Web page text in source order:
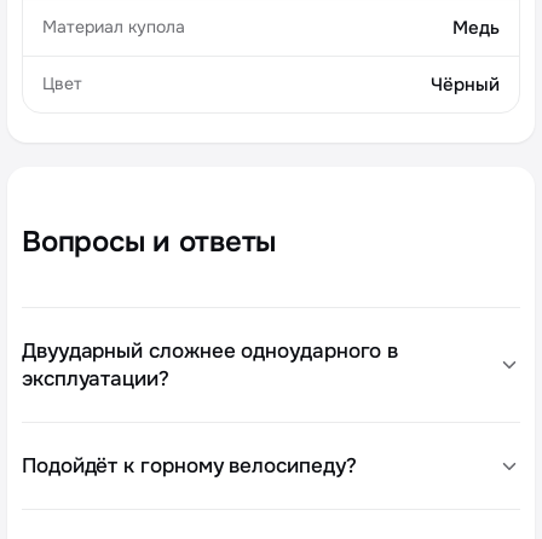
Материал купола Медь
Цвет Чёрный
Вопросы и ответы
Двуударный сложнее одноударного в
эксплуатации?
Подойдёт к горному велосипеду?